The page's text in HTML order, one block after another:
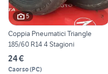
5
Coppia Pneumatici Triangle
185/60 R14 4 Stagioni
24 €
Caorso(PC)